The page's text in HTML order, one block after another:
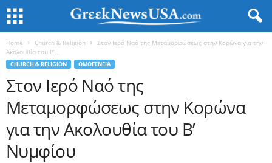
Home Church & Religion
Στον Ιερό Ναό της Μεταμορφώσεως στην Κορώνα για την
Ακολουθία του Β’...
CHURCH & RELIGION ΟΜΟΓΕΝΕΙΑ
Στον Ιερό Ναό της
Μεταμορφώσεως στην Κορώνα
για την Ακολουθία του Β’
Νυμφίου